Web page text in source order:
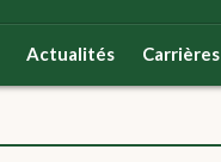
Actualités Carrières